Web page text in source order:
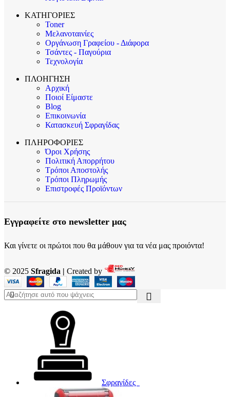
ΚΑΤΗΓΟΡΙΕΣ
Toner
Μελανοταινίες
Οργάνωση Γραφείου - Διάφορα
Τσάντες - Παγούρια
Τεχνολογία
ΠΛΟΗΓΗΣΗ
Αρχική
Ποιοί Είμαστε
Blog
Επικοινωνία
Κατασκευή Σφραγίδας
ΠΛΗΡΟΦΟΡΙΕΣ
Όροι Χρήσης
Πολιτική Απορρήτου
Τρόποι Αποστολής
Τρόποι Πληρωμής
Επιστροφές Προϊόντων
Εγγραφείτε στο newsletter μας
Και γίνετε οι πρώτοι που θα μάθουν για τα νέα μας προιόντα!
© 2025 Sfragida | Created by
Σφραγίδες